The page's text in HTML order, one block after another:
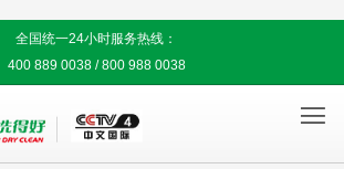
全国统一24小时服务热线：
400 889 0038 / 800 988 0038
